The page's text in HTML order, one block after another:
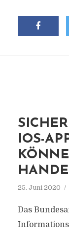
IOS-
25. Juni 2020
Das